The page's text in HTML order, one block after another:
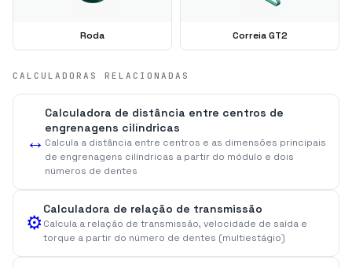
Roda Correia GT2
CALCULADORAS RELACIONADAS
↔️
Calculadora de distância entre centros de
engrenagens cilíndricas
Calcula a distância entre centros e as dimensões principais
de engrenagens cilíndricas a partir do módulo e dois
números de dentes
⚙️
Calculadora de relação de transmissão
Calcula a relação de transmissão, velocidade de saída e
torque a partir do número de dentes (multiestágio)